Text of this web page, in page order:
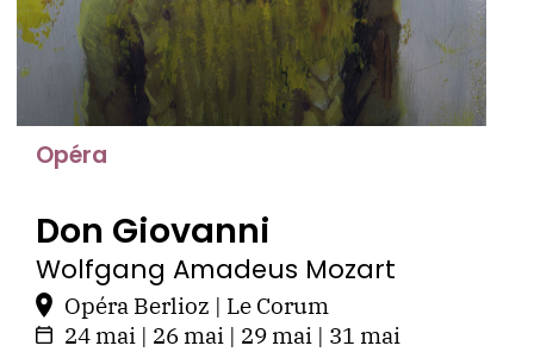
Opéra
Don Giovanni
Wolfgang Amadeus Mozart
Opéra Berlioz | Le Corum
24 mai | 26 mai | 29 mai | 31 mai